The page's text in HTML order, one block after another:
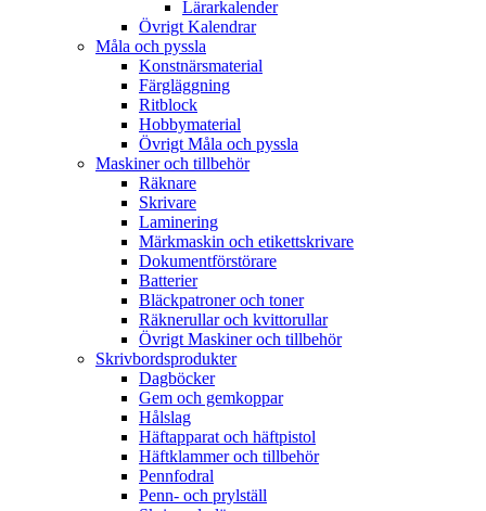
Lärarkalender
Övrigt Kalendrar
Måla och pyssla
Konstnärsmaterial
Färgläggning
Ritblock
Hobbymaterial
Övrigt Måla och pyssla
Maskiner och tillbehör
Räknare
Skrivare
Laminering
Märkmaskin och etikettskrivare
Dokumentförstörare
Batterier
Bläckpatroner och toner
Räknerullar och kvittorullar
Övrigt Maskiner och tillbehör
Skrivbordsprodukter
Dagböcker
Gem och gemkoppar
Hålslag
Häftapparat och häftpistol
Häftklammer och tillbehör
Pennfodral
Penn- och prylställ